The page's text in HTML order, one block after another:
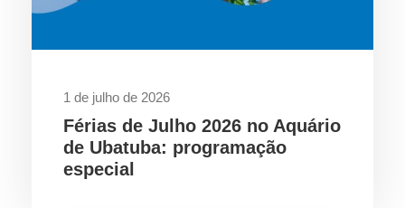
1 de julho de 2026
Férias de Julho 2026 no Aquário
de Ubatuba: programação
especial